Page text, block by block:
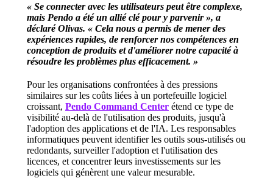
« Se connecter avec les utilisateurs peut être complexe,
mais Pendo a été un allié clé pour y parvenir », a
déclaré Olivas. « Cela nous a permis de mener des
expériences rapides, de renforcer nos compétences en
conception de produits et d'améliorer notre capacité à
résoudre les problèmes plus efficacement. »
Pour les organisations confrontées à des pressions
similaires sur les coûts liées à un portefeuille logiciel
croissant, Pendo Command Center étend ce type de
visibilité au-delà de l'utilisation des produits, jusqu'à
l'adoption des applications et de l'IA. Les responsables
informatiques peuvent identifier les outils sous-utilisés ou
redondants, surveiller l'adoption et l'utilisation des
licences, et concentrer leurs investissements sur les
logiciels qui génèrent une valeur mesurable.